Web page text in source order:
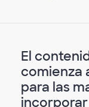
El
comienza
para las